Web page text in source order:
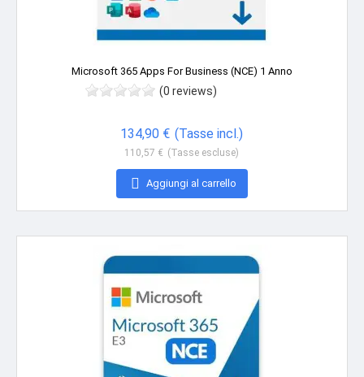
Microsoft 365 Apps For Business (NCE) 1 Anno
(0 reviews)
134,90 € (Tasse incl.)
110,57 € (Tasse escluse)
 Aggiungi al carrello